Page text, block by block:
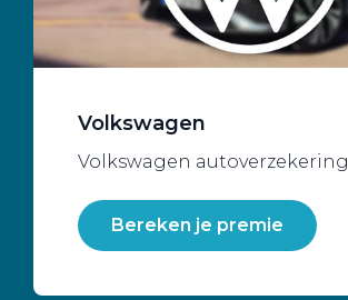
Volkswagen
Volkswagen autoverzekering
Bereken je premie